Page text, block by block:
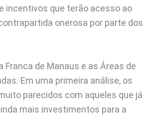
incentivos que terão acesso ao
onerosa por parte dos
Franca de Manaus e as Áreas de
Em uma primeira análise, os
parecidos com aqueles que já
mais investimentos para a